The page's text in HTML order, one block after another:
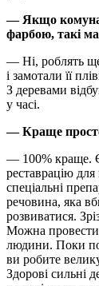
— Якщо
фарбою, такі
— Ні, роблять
і замотали її
З деревами
у часі.
— Краще
— 100% краще.
реставрацію для
спеціальні
речовина, яка
розвиватися.
Можна провести
людини. Поки
ви робите
Здорові сильні